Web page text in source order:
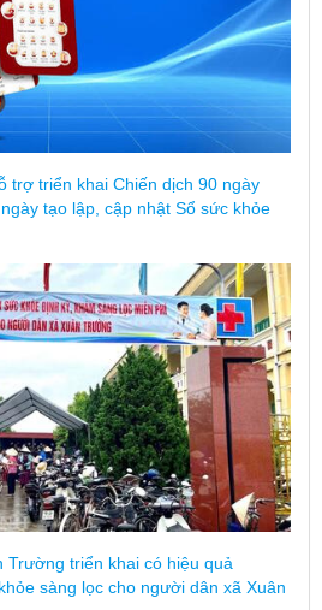
trợ triển khai Chiến dịch 90 ngày
tạo lập, cập nhật Sổ sức khỏe
Trường triển khai có hiệu quả
sàng lọc cho người dân xã Xuân